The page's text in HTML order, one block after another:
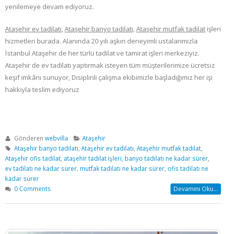
yenilemeye devam ediyoruz.
Ataşehir ev tadilatı,Ataşehir banyo tadilatı,Ataşehir mutfak tadilat işleri
hizmetleri burada. Alanında 20 yılı aşkın deneyimli ustalarımızla
İstanbul Ataşehir de her türlü tadilat ve tamirat işleri merkeziyiz.
Ataşehir de ev tadilatı yaptırmak isteyen tüm müşterilerimize ücretsiz
keşif imkânı sunuyor, Disiplinli çalışma ekibimizle başladığımız her işi
hakkıyla teslim ediyoruz
Gönderen webvilla
Ataşehir
Ataşehir banyo tadilatı Ataşehir ev tadilatı Ataşehir mutfak tadilat,
Ataşehir ofis tadilat ataşehir tadilat işleri banyo tadilatı ne kadar sürer
ev tadilatı ne kadar sürer mutfak tadilatı ne kadar sürer ofis tadilatı ne
kadar sürer
0 Comments
Devamını Oku...